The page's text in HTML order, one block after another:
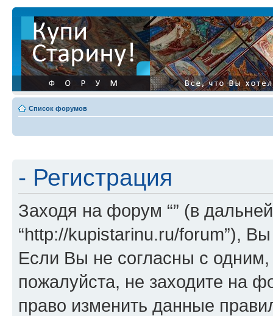
Список форумов
- Регистрация
Заходя на форум “” (в
“http://kupistarinu.ru/forum”),
Если Вы не согласны с
пожалуйста, не заходите на
право изменить данные